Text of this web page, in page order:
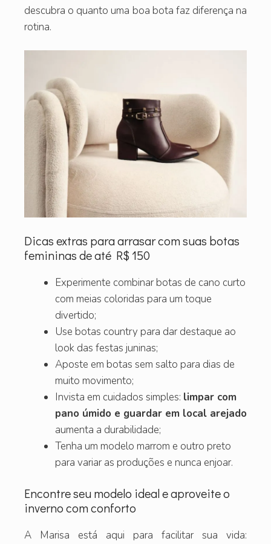
descubra o quanto uma boa bota faz diferença na
rotina.
Dicas extras para arrasar com suas botas
femininas de até R$ 150
Experimente combinar botas de cano curto
com meias coloridas para um toque
divertido;
Use botas country para dar destaque ao
look das festas juninas;
Aposte em botas sem salto para dias de
muito movimento;
Invista em cuidados simples: limpar com
pano úmido e guardar em local arejado
aumenta a durabilidade;
Tenha um modelo marrom e outro preto
para variar as produções e nunca enjoar.
Encontre seu modelo ideal e aproveite o
inverno com conforto
A Marisa está aqui para facilitar sua vida: